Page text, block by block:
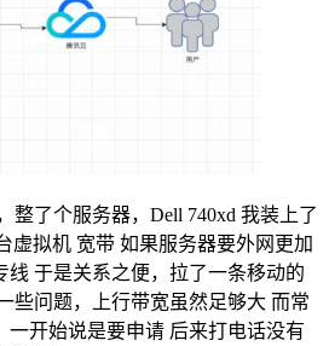
整了个服务器，Dell 740xd 我装上了
虚拟机 宽带 如果服务器要外网更加
线 于是关系之便，拉了一条移动的
些问题，上行带宽虽然足够大 而常
一开始说是要申请 后来打电话没有